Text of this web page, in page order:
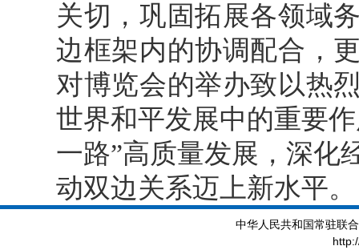
关切，巩固拓展各领域
边框架内的协调配合，
对博览会的举办致以热
世界和平发展中的重要
一路”高质量发展，深化
动双边关系迈上新水平。
中华人民共和国常驻联